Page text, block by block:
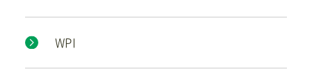
WPI